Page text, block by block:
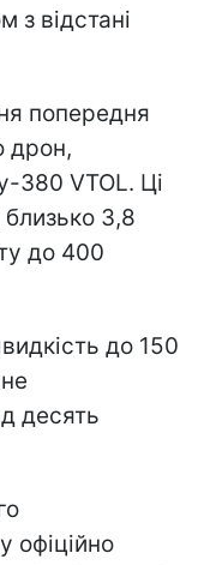
з відстані
попередня
дрон,
380 VTOL. Ці
3,8
до 400
до 150
десять
офіційно